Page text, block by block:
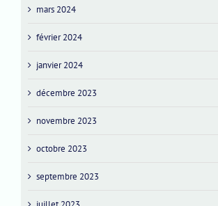
mars 2024
février 2024
janvier 2024
décembre 2023
novembre 2023
octobre 2023
septembre 2023